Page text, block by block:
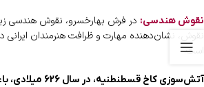
نقوش هندسی: در فرش بهارخسرو، نقوش هندسی
نقوش، نشان‌دهنده مهارت و ظرافت هنرمندان
است.
آتش‌سوزی کاخ